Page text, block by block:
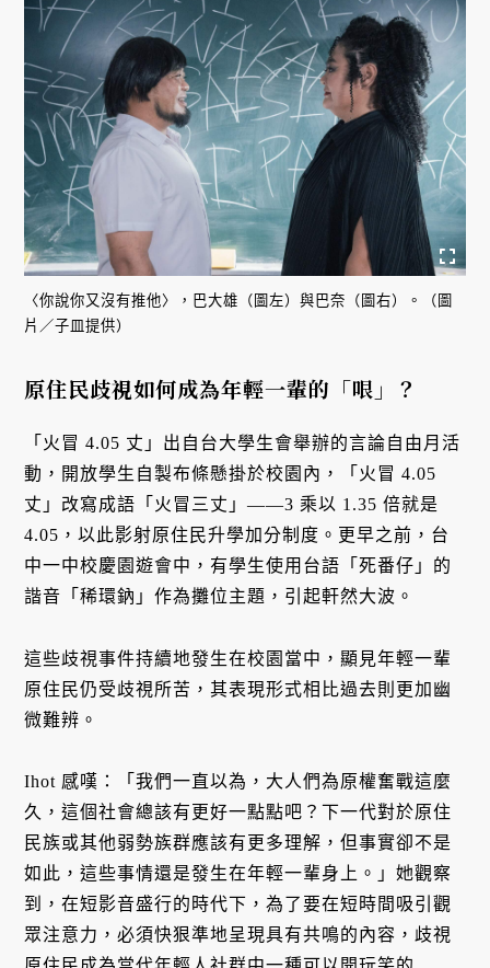
〈你說你又沒有推他〉，巴大雄（圖左）與巴奈（圖右）。（圖
片／子皿提供）
原住民歧視如何成為年輕一輩的「哏」？
「火冒 4.05 丈」出自台大學生會舉辦的言論自由月活
動，開放學生自製布條懸掛於校園內，「火冒 4.05
丈」改寫成語「火冒三丈」——3 乘以 1.35 倍就是
4.05，以此影射原住民升學加分制度。更早之前，台
中一中校慶園遊會中，有學生使用台語「死番仔」的
諧音「稀環鈉」作為攤位主題，引起軒然大波。
這些歧視事件持續地發生在校園當中，顯見年輕一輩
原住民仍受歧視所苦，其表現形式相比過去則更加幽
微難辨。
Ihot 感嘆：「我們一直以為，大人們為原權奮戰這麼
久，這個社會總該有更好一點點吧？下一代對於原住
民族或其他弱勢族群應該有更多理解，但事實卻不是
如此，這些事情還是發生在年輕一輩身上。」她觀察
到，在短影音盛行的時代下，為了要在短時間吸引觀
眾注意力，必須快狠準地呈現具有共鳴的內容，歧視